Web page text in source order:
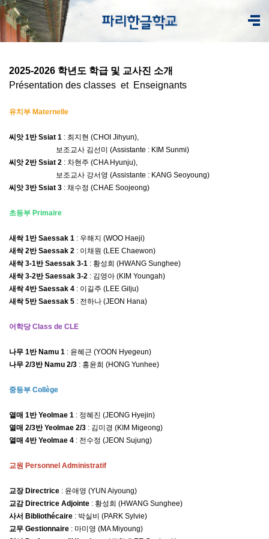
2025-2026 학년도 학급 및 교사진 소개
Présentation des classes et Enseignants
유치부 Maternelle
씨앗1반 Ssiat 1 : 최지현 (CHOI Jihyun),
보조교사 김선미 (Assistante : KIM Sunmi)
씨앗2반 Ssiat 2 : 차현주 (CHA Hyunju),
보조교사 강서영 (Assistante : KANG Seoyoung)
씨앗3반Ssiat 3 : 채수정 (CHAE Soojeong)
초등부 Primaire
새싹1반 Saessak 1 : 우해지 (WOO Haeji)
새싹2반Saessak 2 : 이채원 (LEE Chaewon)
새싹3-1반Saessak 3-1 : 황성희 (HWANG Sunghee)
새싹3-2반Saessak 3-2 : 김영아 (KIM Youngah)
새싹4반Saessak 4 : 이길주 (LEE Gilju)
새싹5반Saessak 5 : 전하나 (JEON Hana)
어학당Class de CLE
나무 1반Namu 1 : 윤혜근 (YOON Hyegeun)
나무 2/3반Namu 2/3 : 홍윤희 (HONG Yunhee)
중등부 Coll ège
열매 1반Yeolmae 1 : 정혜진 (JEONG Hyejin)
열매 2/3반Yeolmae 2/3 : 김미경 (KIM Migeong)
열매 4반Yeolmae 4 : 전수정 (JEON Sujung)
교원 Personnel Administratif
교장Directrice : 윤애영 (YUN Aiyoung)
교감Directrice Adjointe : 황성희 (HWANG Sunghee)
사서 Bibliothécaire : 박실비 (PARK Sylvie)
교무 Gestionnaire : 마미영 (MA Miyoung)